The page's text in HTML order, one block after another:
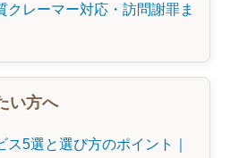
クレーマー対応・訪問謝罪ま
い方へ
ス5選と選び方のポイント｜